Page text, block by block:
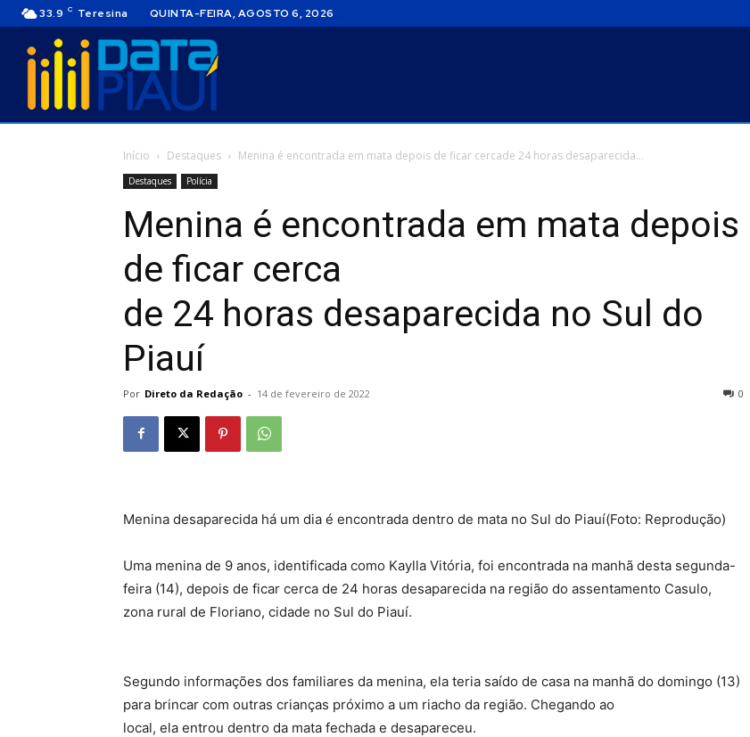
33.9 C Teresina QUINTA-FEIRA, AGOSTO 6, 2026
Início Destaques Menina é encontrada em mata depois de ficar cercade 24 horas desaparecida...
Destaques Polícia
Menina é encontrada em mata depois
de ficar cerca
de 24 horas desaparecida no Sul do
Piauí
Por Direto da Redação - 14 de fevereiro de 2022 0
Menina desaparecida há um dia é encontrada dentro de mata no Sul do Piauí(Foto: Reprodução)
Uma menina de 9 anos, identificada como Kaylla Vitória, foi encontrada na manhã desta segunda-
feira (14), depois de ficar cerca de 24 horas desaparecida na região do assentamento Casulo,
zona rural de Floriano, cidade no Sul do Piauí.
Segundo informações dos familiares da menina, ela teria saído de casa na manhã do domingo (13)
para brincar com outras crianças próximo a um riacho da região. Chegando ao
local, ela entrou dentro da mata fechada e desapareceu.